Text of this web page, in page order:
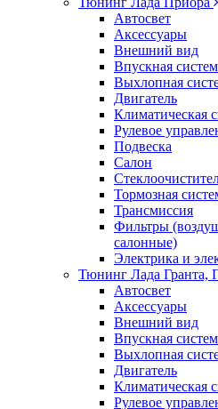
Автосвет
Аксессуары
Внешний вид
Впускная
Выхлопная
Двигатель
Климатическая
Рулевое
Подвеска
Салон
Тормозная
Трансмиссия
Фильтры
салонные)
Электрика и
Тюнинг Лада Гранта,
Автосвет
Аксессуары
Внешний вид
Впускная
Выхлопная
Двигатель
Климатическая
Рулевое